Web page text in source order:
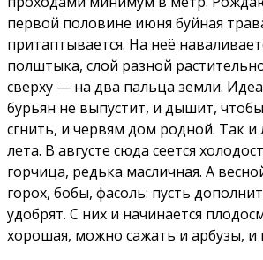
первой половине июня буйная
притаптывается. На неё
полштыка, слой разной
сверху — на два пальца земли.
бурьян не выпустит, и дышит,
сгнить, и червям дом родной. Так
лета. В августе сюда сеется
горчица, редька масличная. А
горох, бобы, фасоль: пусть
удобрят. С них и начинается
хорошая, можно сажать и арбузы, и